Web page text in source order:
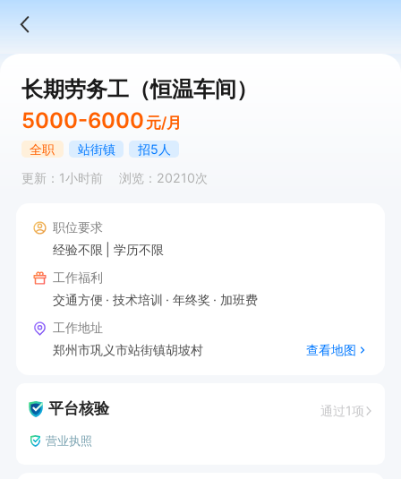
长期劳务工（恒温车间）
5000-6000 元/月
全职 站街镇
招5人
更新：1小时前
浏览：20210次
职位要求
经验不限
学历不限
工作福利
交通方便
技术培训 年终奖
加班费
工作地址
郑州市巩义市站街镇胡坡村
查看地图
平台核验 通过1项
营业执照